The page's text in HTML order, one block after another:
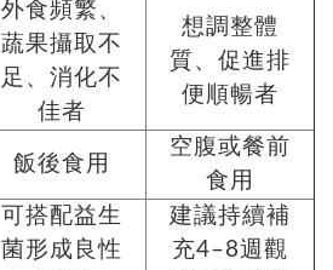
外食頻繁、
蔬果攝取不
足、消化不
佳者
想調整體
質、促進排
便順暢者
飯後食用
空腹或餐前
食用
可搭配益生
菌形成良性
建議持續補
充4–8週觀